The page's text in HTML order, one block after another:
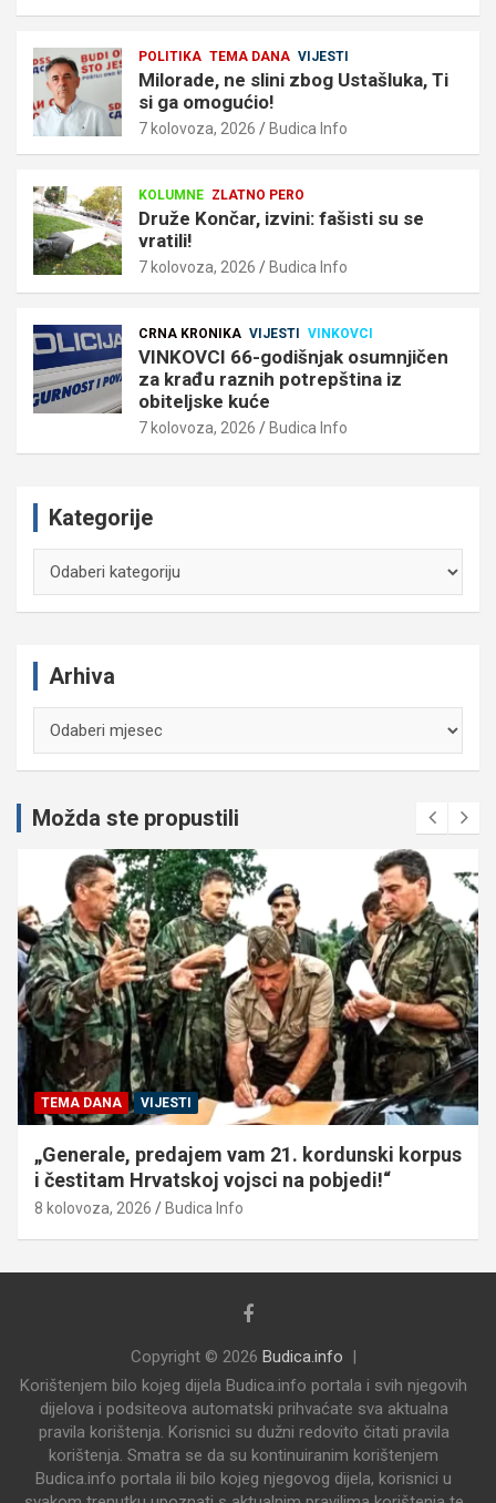
POLITIKA TEMA DANA VIJESTI
Milorade, ne slini zbog Ustašluka, Ti
si ga omogućio!
7 kolovoza, 2026 Budica Info
KOLUMNE ZLATNO PERO
Druže Končar, izvini: fašisti su se
vratili!
7 kolovoza, 2026 Budica Info
CRNA KRONIKA VIJESTI VINKOVCI
VINKOVCI 66-godišnjak osumnjičen
za krađu raznih potrepština iz
obiteljske kuće
7 kolovoza, 2026 Budica Info
Kategorije
Arhiva
Možda ste propustili
TEMA DANA VIJESTI
„Generale, predajem vam 21. kordunski korpus
i čestitam Hrvatskoj vojsci na pobjedi!“
8 kolovoza, 2026 Budica Info
Copyright © 2026 Budica.info
Korištenjem bilo kojeg dijela Budica.info portala i svih njegovih
dijelova i podsiteova automatski prihvaćate sva aktualna
pravila korištenja. Korisnici su dužni redovito čitati pravila
korištenja. Smatra se da su kontinuiranim korištenjem
Budica.info portala ili bilo kojeg njegovog dijela, korisnici u